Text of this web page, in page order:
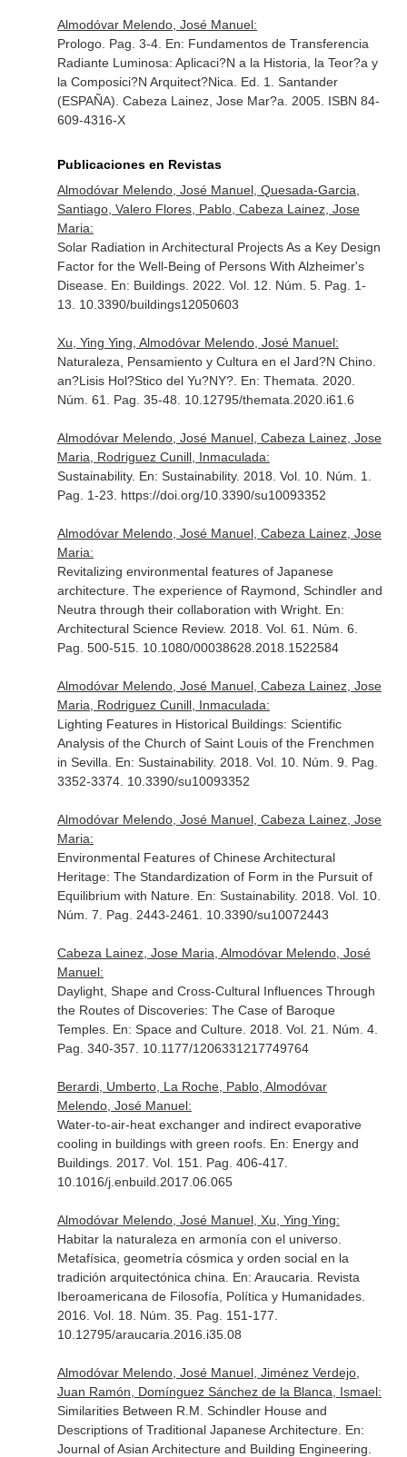
Almodóvar Melendo, José Manuel:
Prologo. Pag. 3-4. En: Fundamentos de Transferencia
Radiante Luminosa: Aplicaci?N a la Historia, la Teor?a y
la Composici?N Arquitect?Nica . Ed. 1. Santander
(ESPAÑA). Cabeza Lainez, Jose Mar?a. 2005. ISBN 84-
609-4316-X
Publicaciones en Revistas
Almodóvar Melendo, José Manuel, Quesada-Garcia,
Santiago, Valero Flores, Pablo, Cabeza Lainez, Jose
Maria:
Solar Radiation in Architectural Projects As a Key Design
Factor for the Well-Being of Persons With Alzheimer's
Disease. En: Buildings. 2022. Vol. 12. Núm. 5. Pag. 1-
13. 10.3390/buildings12050603
Xu, Ying Ying, Almodóvar Melendo, José Manuel:
Naturaleza, Pensamiento y Cultura en el Jard?N Chino.
an?Lisis Hol?Stico del Yu?NY?. En: Themata . 2020.
Núm. 61. Pag. 35-48. 10.12795/themata.2020.i61.6
Almodóvar Melendo, José Manuel, Cabeza Lainez, Jose
Maria, Rodriguez Cunill, Inmaculada:
Sustainability. En: Sustainability. 2018. Vol. 10. Núm. 1.
Pag. 1-23. https://doi.org/10.3390/su10093352
Almodóvar Melendo, José Manuel, Cabeza Lainez, Jose
Maria:
Revitalizing environmental features of Japanese
architecture. The experience of Raymond, Schindler and
Neutra through their collaboration with Wright. En:
Architectural Science Review. 2018. Vol. 61. Núm. 6.
Pag. 500-515. 10.1080/00038628.2018.1522584
Almodóvar Melendo, José Manuel, Cabeza Lainez, Jose
Maria, Rodriguez Cunill, Inmaculada:
Lighting Features in Historical Buildings: Scientific
Analysis of the Church of Saint Louis of the Frenchmen
in Sevilla. En: Sustainability. 2018. Vol. 10. Núm. 9. Pag.
3352-3374. 10.3390/su10093352
Almodóvar Melendo, José Manuel, Cabeza Lainez, Jose
Maria:
Environmental Features of Chinese Architectural
Heritage: The Standardization of Form in the Pursuit of
Equilibrium with Nature. En: Sustainability. 2018. Vol. 10.
Núm. 7. Pag. 2443-2461. 10.3390/su10072443
Cabeza Lainez, Jose Maria, Almodóvar Melendo, José
Manuel:
Daylight, Shape and Cross-Cultural Influences Through
the Routes of Discoveries: The Case of Baroque
Temples. En: Space and Culture. 2018. Vol. 21. Núm. 4.
Pag. 340-357. 10.1177/1206331217749764
Berardi, Umberto, La Roche, Pablo, Almodóvar
Melendo, José Manuel:
Water-to-air-heat exchanger and indirect evaporative
cooling in buildings with green roofs. En: Energy and
Buildings. 2017. Vol. 151. Pag. 406-417.
10.1016/j.enbuild.2017.06.065
Almodóvar Melendo, José Manuel, Xu, Ying Ying:
Habitar la naturaleza en armonía con el universo.
Metafísica, geometría cósmica y orden social en la
tradición arquitectónica china. En: Araucaria. Revista
Iberoamericana de Filosofía, Política y Humanidades.
2016. Vol. 18. Núm. 35. Pag. 151-177.
10.12795/araucaria.2016.i35.08
Almodóvar Melendo, José Manuel, Jiménez Verdejo,
Juan Ramón, Domínguez Sánchez de la Blanca, Ismael:
Similarities Between R.M. Schindler House and
Descriptions of Traditional Japanese Architecture. En:
Journal of Asian Architecture and Building Engineering